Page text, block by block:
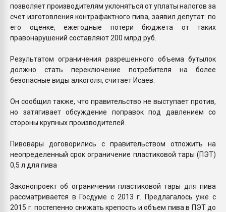
позволяет производителям уклоняться от уплаты налогов за
счет изготовления контрафактного пива, заявил депутат: по
его оценке, ежегодные потери бюджета от таких
правонарушений составляют 200 млрд руб.
Результатом ограничения разрешенного объема бутылок
должно стать переключение потребителя на более
безопасные виды алкоголя, считает Исаев.
Он сообщил также, что правительство не выступает против,
но затягивает обсуждение поправок под давлением со
стороны крупных производителей.
Пивовары договорились с правительством отложить на
неопределенный срок ограничение пластиковой тары (ПЭТ)
0,5 л для пива
Законопроект об ограничении пластиковой тары для пива
рассматривается в Госдуме с 2013 г. Предлагалось уже с
2015 г. постепенно снижать крепость и объем пива в ПЭТ до